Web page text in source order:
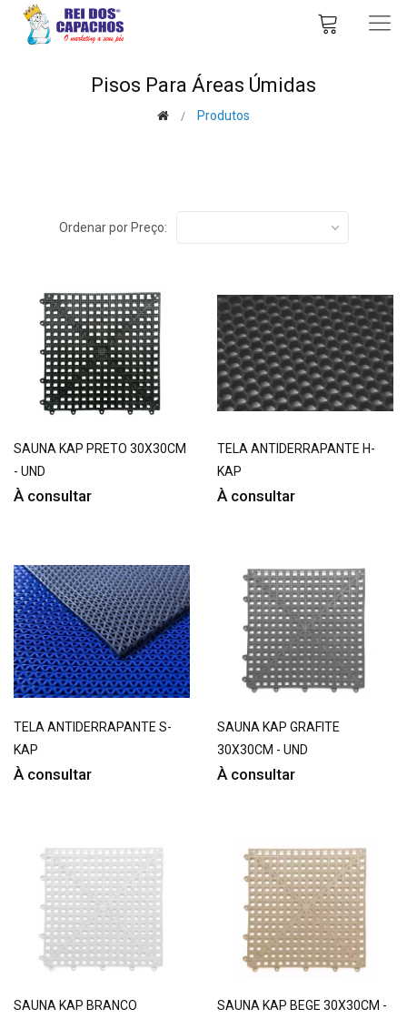
Pisos Para Áreas Úmidas
Produtos
Ordenar por Preço:
SAUNA KAP PRETO 30X30CM
- UND
À consultar
TELA ANTIDERRAPANTE H-
KAP
À consultar
TELA ANTIDERRAPANTE S-
KAP
À consultar
SAUNA KAP GRAFITE
30X30CM - UND
À consultar
SAUNA KAP BRANCO
SAUNA KAP BEGE 30X30CM -